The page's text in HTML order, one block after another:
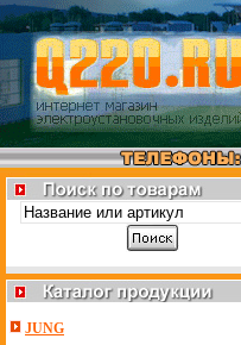
JUNG